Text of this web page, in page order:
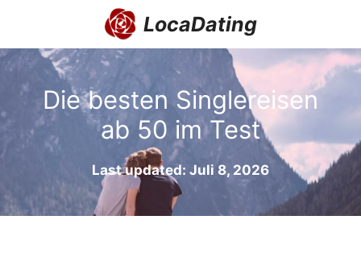
springen
LocaDating
Die besten Singlereisen
ab 50 im Test
Last updated: Juli 8, 2026